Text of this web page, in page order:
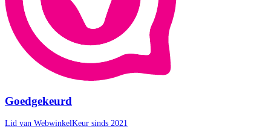
Goedgekeurd
Lid van WebwinkelKeur sinds 2021